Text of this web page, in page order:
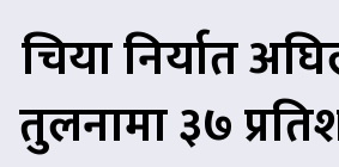
चिया निर्यात
तुलनामा ३७